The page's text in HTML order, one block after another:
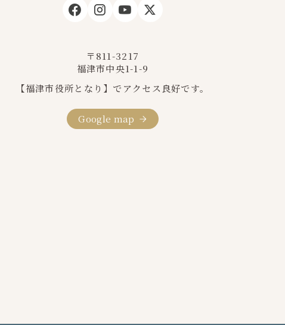
〒811-3217
福津市中央1-1-9
【福津市役所となり】でアクセス良好です。
Google map